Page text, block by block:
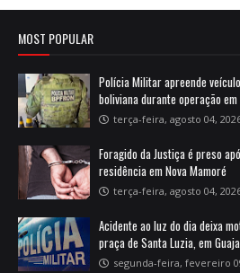
MOST POPULAR
Polícia Militar apreende
boliviana durante operação
terça-feira, agosto 04,
Foragido da Justiça é preso
residência em Nova Mamoré
terça-feira, agosto 04,
Acidente ao luz do dia deixa
praça de Santa Luzia, em
segunda-feira, fevereiro